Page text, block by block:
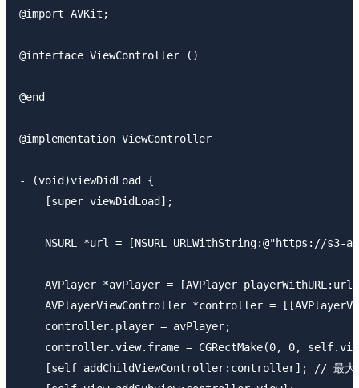
@import AVKit;
@interface ViewController ()
@end
@implementation ViewController
- (void)viewDidLoad {
    [super viewDidLoad];
NSURL *url = [NSURL URLWithString:@"https://s3-
AVPlayer *avPlayer = [AVPlayer
AVPlayerViewController *controller =
    controller.player = avPlayer;
controller.view.frame = CGRectMake(0, 0,
[self addChildViewController:controller]; // 最大画